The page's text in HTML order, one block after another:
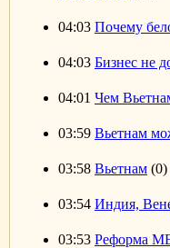
04:03 Почему
04:03 Бизнес не
04:01 Чем
03:59 Вьетнам
03:58 Вьетнам (0)
03:54 Индия,
03:53 Реформа